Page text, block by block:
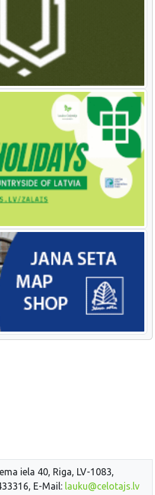
iela 40, Riga, LV-1083,
E-Mail: lauku@celotajs.lv